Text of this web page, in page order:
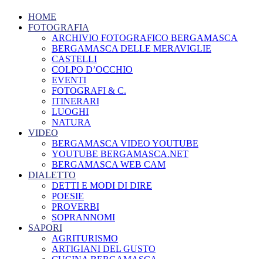
HOME
FOTOGRAFIA
ARCHIVIO FOTOGRAFICO BERGAMASCA
BERGAMASCA DELLE MERAVIGLIE
CASTELLI
COLPO D’OCCHIO
EVENTI
FOTOGRAFI & C.
ITINERARI
LUOGHI
NATURA
VIDEO
BERGAMASCA VIDEO YOUTUBE
YOUTUBE BERGAMASCA.NET
BERGAMASCA WEB CAM
DIALETTO
DETTI E MODI DI DIRE
POESIE
PROVERBI
SOPRANNOMI
SAPORI
AGRITURISMO
ARTIGIANI DEL GUSTO